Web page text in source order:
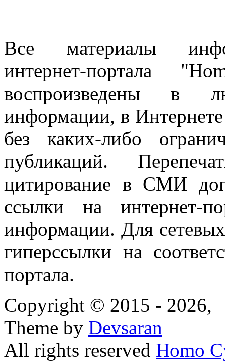
Все материалы
интернет-портала
воспроизведены в
информации, в
без каких-либо
публикаций.
цитирование в СМИ
ссылки на интернет-
информации. Для
гиперссылки на
портала.
Copyright © 2015 - 2026,
Theme by Devsaran
All rights reserved Homo